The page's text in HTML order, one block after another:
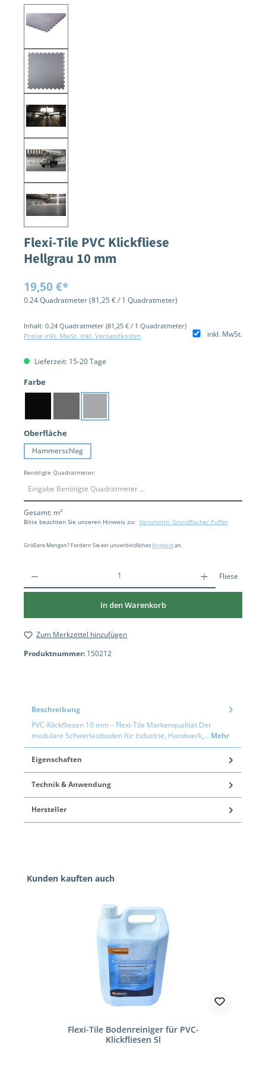
Flexi-Tile PVC Klickfliese
Hellgrau 10 mm
19,50 €*
0.24 Quadratmeter(81,25 € / 1 Quadratmeter)
Inhalt: 0.24 Quadratmeter (81,25 € / 1 Quadratmeter)
inkl. MwSt.
Preise inkl. MwSt. inkl. Versandkosten
Lieferzeit: 15-20 Tage
Farbe
Oberfläche
Hammerschlag
Benötigte Quadratmeter:
Gesamt: m²
Bitte beachten Sie unseren Hinweis zu: Verschnitt/ Grundfläche/ Puffer
Größere Mengen? Fordern Sie ein unverbindlichesAngebotan.
Fliese
In den Warenkorb
Zum Merkzettel hinzufügen
Produktnummer: 150212
Beschreibung
PVC-Klickfliesen 10 mm – Flexi-Tile Markenqualität Der
modulare Schwerlastboden für Industrie, Handwerk,… Mehr
Eigenschaften
Technik & Anwendung
Hersteller
Produktgalerie überspringen
Kunden kauften auch
Flexi-Tile Bodenreiniger für PVC-
Klickfliesen 5l